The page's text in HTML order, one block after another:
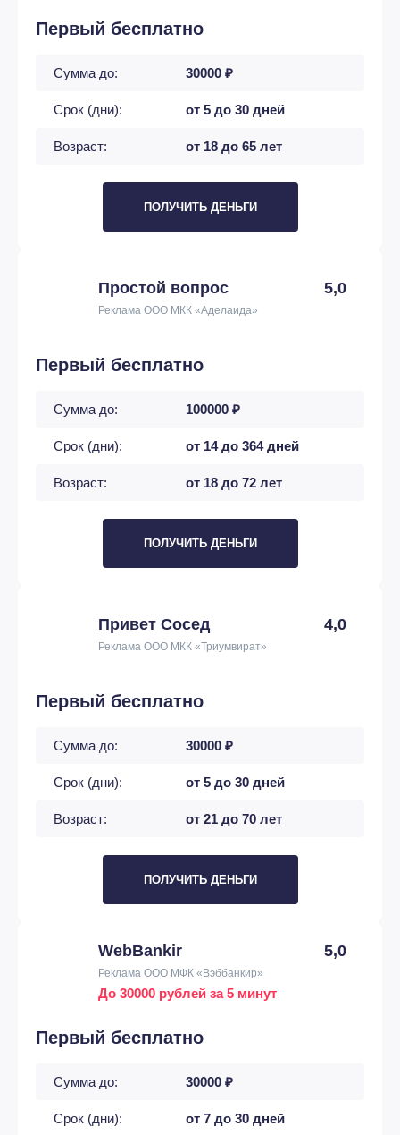
Первый бесплатно
Сумма до: 30000 ₽
Срок (дни): от 5 до 30 дней
Возраст: от 18 до 65 лет
ПОЛУЧИТЬ ДЕНЬГИ
Простой вопрос 5,0
Реклама ООО МКК «Аделаида»
Первый бесплатно
Сумма до: 100000 ₽
Срок (дни): от 14 до 364 дней
Возраст: от 18 до 72 лет
ПОЛУЧИТЬ ДЕНЬГИ
Привет Сосед 4,0
Реклама ООО МКК «Триумвират»
Первый бесплатно
Сумма до: 30000 ₽
Срок (дни): от 5 до 30 дней
Возраст: от 21 до 70 лет
ПОЛУЧИТЬ ДЕНЬГИ
WebBankir 5,0
Реклама ООО МФК «Вэббанкир»
До 30000 рублей за 5 минут
Первый бесплатно
Сумма до: 30000 ₽
Срок (дни): от 7 до 30 дней